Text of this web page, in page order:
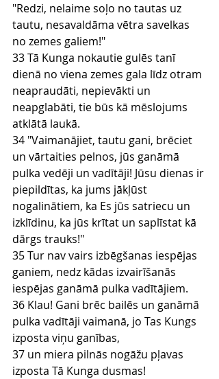
"Redzi, nelaime soļo no tautas uz
tautu, nesavaldāma vētra savelkas
no zemes galiem!"
33 Tā Kunga nokautie gulēs tanī
dienā no viena zemes gala līdz otram
neapraudāti, nepievākti un
neapglabāti, tie būs kā mēslojums
atklātā laukā.
34 "Vaimanājiet, tautu gani, brēciet
un vārtaities pelnos, jūs ganāmā
pulka vedēji un vadītāji! Jūsu dienas ir
piepildītas, ka jums jākļūst
nogalinātiem, ka Es jūs satriecu un
izklīdinu, ka jūs krītat un saplīstat kā
dārgs trauks!"
35 Tur nav vairs izbēgšanas iespējas
ganiem, nedz kādas izvairīšanās
iespējas ganāmā pulka vadītājiem.
36 Klau! Gani brēc bailēs un ganāmā
pulka vadītāji vaimanā, jo Tas Kungs
izposta viņu ganības,
37 un miera pilnās nogāžu pļavas
izposta Tā Kunga dusmas!